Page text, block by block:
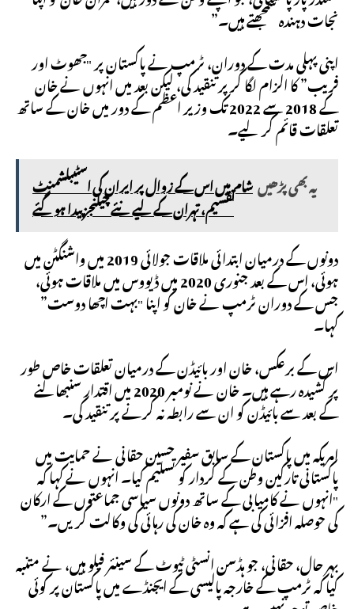
نجات دہندہ سمجھتے ہیں۔”
اپنی پہلی مدت کے دوران، ٹرمپ نے پاکستان پر "جھوٹ اور
فریب” کا الزام لگا کر پر تنقید کی، لیکن بعد میں انہوں نے خان
کے 2018 سے 2022 تک وزیر اعظم کے دور میں خان کے ساتھ
تعلقات قائم کر لیے۔
یہ بھی پڑھیںشام میں اس کے زوال پر ایران کی اسٹیبلشمنٹ
تقسیم، تہران کے لیے نئے چیلنجز پیدا ہو گئے
دونوں کے درمیان ابتدائی ملاقات جولائی 2019 میں واشنگٹن میں
ہوئی، اس کے بعد جنوری 2020 میں ڈیووس میں ملاقات ہوئی،
جس کے دوران ٹرمپ نے خان کو اپنا "بہت اچھا دوست”
کہا۔
اس کے برعکس، خان اور بائیڈن کے درمیان تعلقات خاص طور
پر کشیدہ رہے ہیں۔ خان نے نومبر 2020 میں اقتدار سنبھالنے
کے بعد سے بائیڈن کو ان سے رابطہ نہ کرنے پر تنقید کی۔
امریکہ میں پاکستان کے سابق سفیر حسین حقانی نے حمایت میں
پاکستانی تارکین وطن کے کردار کو تسلیم کیا۔ انہوں نے کہا کہ
"انہوں نے کامیابی کے ساتھ دونوں سیاسی جماعتوں کے ارکان
کی حوصلہ افزائی کی ہے کہ وہ خان کی رہائی کی وکالت کریں۔”
بہر حال، حقانی، جو ہڈسن انسٹی ٹیوٹ کے سینئر فیلو ہیں، نے متنبہ
کیا کہ ٹرمپ کے خارجہ پالیسی کے ایجنڈے میں پاکستان پر کوئی